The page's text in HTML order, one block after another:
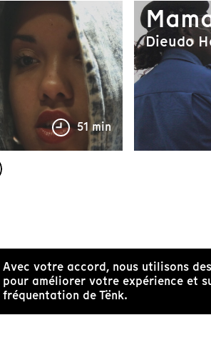
51 min
Dieudo
Avec votre accord, nous utilisons des
pour améliorer votre expérience et
fréquentation de Tënk.